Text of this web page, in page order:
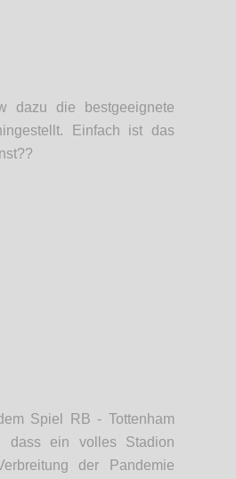
dazu die bestgeeignete
Einfach ist das
Spiel RB - Tottenham
dass ein volles Stadion
der Pandemie